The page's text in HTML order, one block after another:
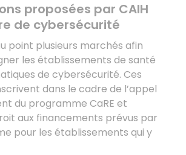
proposées par CAIH
de cybersécurité
point plusieurs marchés afin
les établissements de santé
de cybersécurité. Ces
dans le cadre de l’appel
du programme CaRE et
aux financements prévus par
pour les établissements qui y